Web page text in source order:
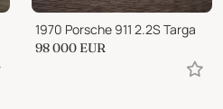
1970 Porsche 911 2.2S Targa
98 000 EUR